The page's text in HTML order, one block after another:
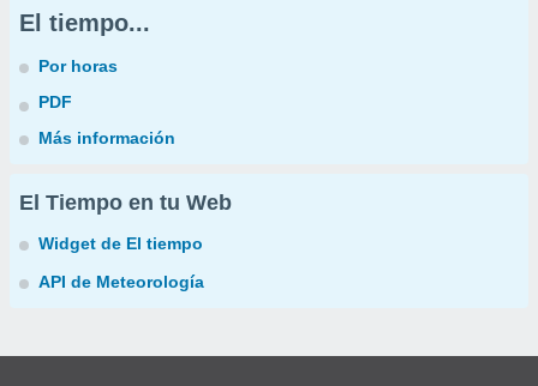
El tiempo...
Por horas
PDF
Más información
El Tiempo en tu Web
Widget de El tiempo
API de Meteorología